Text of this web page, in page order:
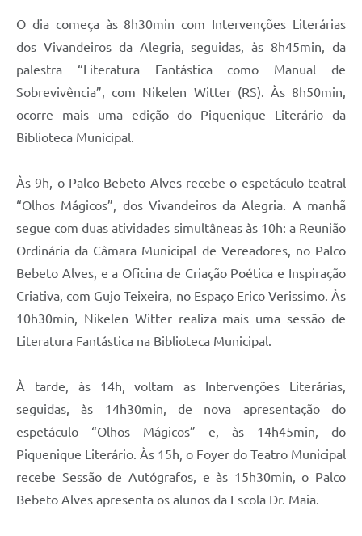
O dia começa às 8h30min com Intervenções Literárias
dos Vivandeiros da Alegria, seguidas, às 8h45min, da
palestra “Literatura Fantástica como Manual de
Sobrevivência”, com Nikelen Witter (RS). Às 8h50min,
ocorre mais uma edição do Piquenique Literário da
Biblioteca Municipal.
Às 9h, o Palco Bebeto Alves recebe o espetáculo teatral
“Olhos Mágicos”, dos Vivandeiros da Alegria. A manhã
segue com duas atividades simultâneas às 10h: a Reunião
Ordinária da Câmara Municipal de Vereadores, no Palco
Bebeto Alves, e a Oficina de Criação Poética e Inspiração
Criativa, com Gujo Teixeira, no Espaço Erico Verissimo. Às
10h30min, Nikelen Witter realiza mais uma sessão de
Literatura Fantástica na Biblioteca Municipal.
À tarde, às 14h, voltam as Intervenções Literárias,
seguidas, às 14h30min, de nova apresentação do
espetáculo “Olhos Mágicos” e, às 14h45min, do
Piquenique Literário. Às 15h, o Foyer do Teatro Municipal
recebe Sessão de Autógrafos, e às 15h30min, o Palco
Bebeto Alves apresenta os alunos da Escola Dr. Maia.